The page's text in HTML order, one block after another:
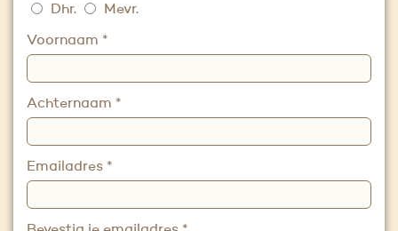
Dhr.
Mevr.
Voornaam *
Achternaam *
Emailadres *